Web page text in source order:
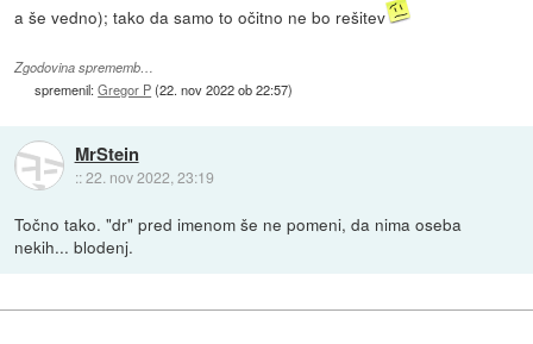
a še vedno); tako da samo to očitno ne bo rešitev
Zgodovina sprememb…
spremenil:Gregor P(22. nov 2022 ob 22:57)
MrStein
::22. nov 2022, 23:19
Točno tako. "dr" pred imenom še ne pomeni, da nima oseba
nekih... blodenj.